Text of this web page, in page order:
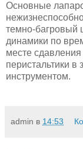
Основные
темно-багровый
динамики по
месте
перистальтики в
инструментом.
admin в 14:53